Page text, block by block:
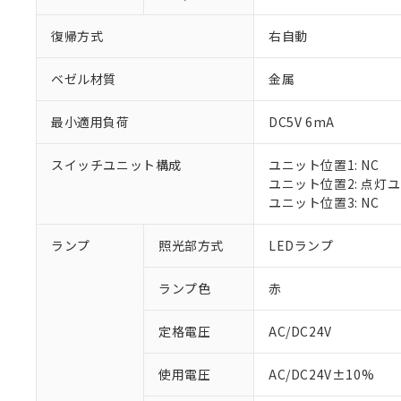
復帰方式 右自動
ベゼル材質 金属
最小適用負荷 DC5V 6mA
スイッチユニット構成
ユニット位置1: NC
ユニット位置2: 点灯
ユニット位置3: NC
ランプ 照光部方式 LEDランプ
ランプ色 赤
定格電圧 AC/DC24V
使用電圧 AC/DC24V±10%
ご利用条件
※1 対応状況
調査・確認中：
非該当品：ライセ
仕入先様の事情に
があります。
※1 中国